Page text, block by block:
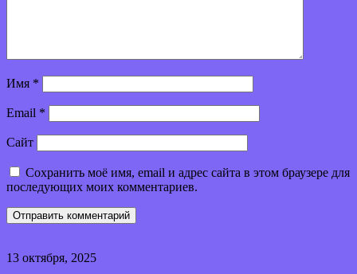
Имя *
Email *
Сайт
Сохранить моё имя, email и адрес сайта в этом браузере для
последующих моих комментариев.
13 октября, 2025